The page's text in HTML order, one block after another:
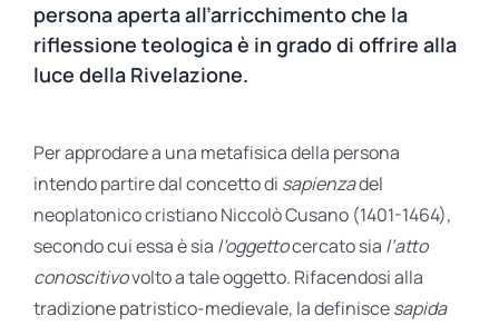
persona aperta all’arricchimento che la
riflessione teologica è in grado di offrire alla
luce della Rivelazione.
Per approdare a una metafisica della persona
intendo partire dal concetto di sapienzadel
neoplatonico cristiano Niccolò Cusano (1401-1464),
secondo cui essa è sia l’oggettocercato sia l’atto
conoscitivovolto a tale oggetto. Rifacendosi alla
tradizione patristico-medievale, la definiscesapida